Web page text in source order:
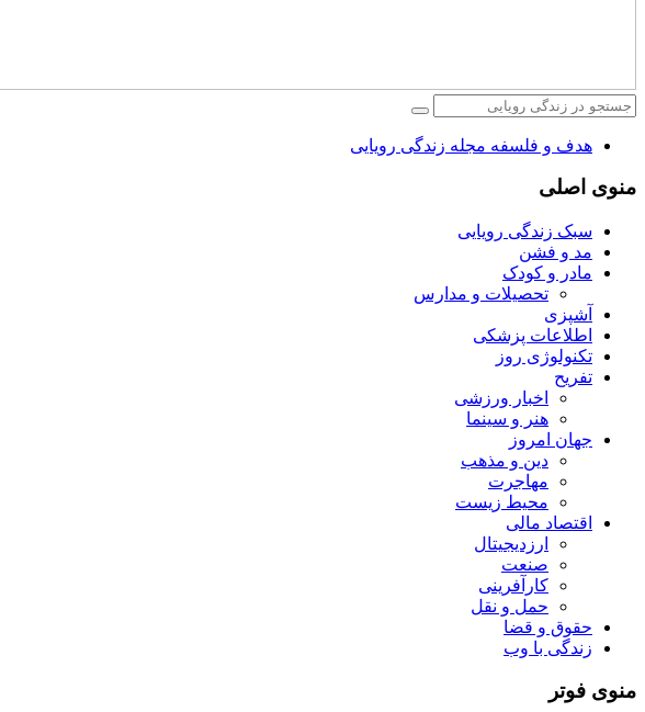
هدف و فلسفه مجله زندگی رویایی
منوی اصلی
سبک زندگی رویایی
مد و فشن
مادر و کودک
تحصیلات و مدارس
آشپزی
اطلاعات پزشکی
تکنولوژی روز
تفریح
اخبار ورزشی
هنر و سینما
جهان امروز
دین و مذهب
مهاجرت
محیط زیست
اقتصاد مالی
ارزدیجیتال
صنعت
کارآفرینی
حمل و نقل
حقوق و قضا
زندگی با وب
منوی فوتر